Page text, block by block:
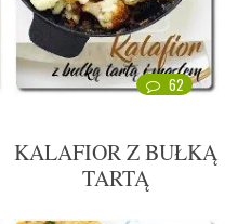
62
KALAFIOR Z BUŁKĄ
TARTĄ